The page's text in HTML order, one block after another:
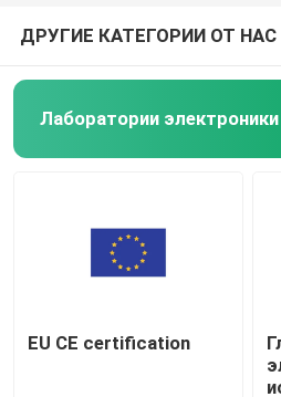
ДРУГИЕ КАТЕГОРИИ ОТ НАС
EU CE certification